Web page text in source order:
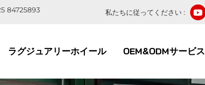
84725893 私たちに従ってください :
ラグジュアリーホイール OEM&ODMサービス